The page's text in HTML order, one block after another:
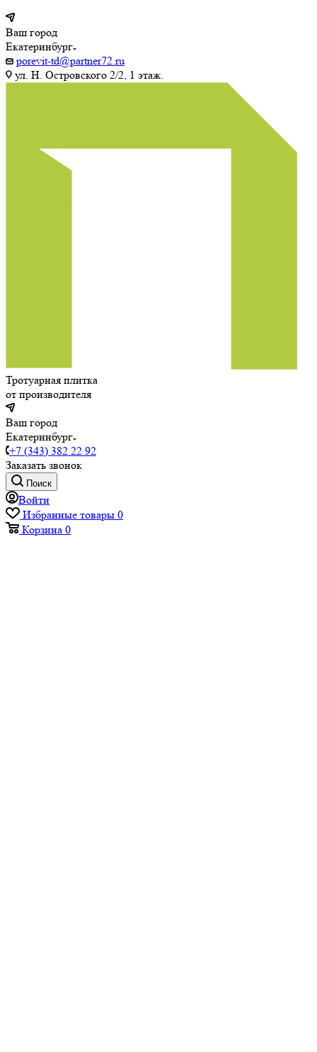
Ваш город
Екатеринбург
porevit-td@partner72.ru
ул. Н. Островского 2/2, 1 этаж.
Тротуарная плитка
от производителя
Ваш город
Екатеринбург
+7 (343) 382 22 92
Заказать звонок
Поиск
Войти
Избранные товары 0
Корзина 0